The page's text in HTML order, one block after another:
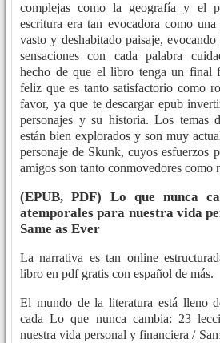
complejas como la geografía y el
escritura era tan evocadora como
vasto y deshabitado paisaje,
sensaciones con cada palabra
hecho de que el libro tenga un final
feliz que es tanto satisfactorio como
favor, ya que te descargar epub
personajes y su historia. Los temas
están bien explorados y son muy
personaje de Skunk, cuyos esfuerzos
amigos son tanto conmovedores como
(EPUB, PDF) Lo que nunca
atemporales para nuestra vida
Same as Ever
La narrativa es tan online
libro en pdf gratis con español de más.
El mundo de la literatura está lleno
cada Lo que nunca cambia: 23
nuestra vida personal y financiera /